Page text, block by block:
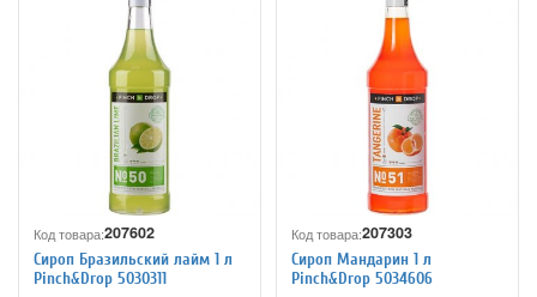
Код товара:207602
Сироп Бразильский лайм 1 л
Pinch&Drop 5030311
Код товара:207303
Сироп Мандарин 1 л
Pinch&Drop 5034606